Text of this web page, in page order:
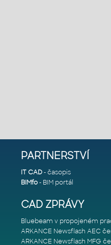
PARTNERSTVÍ
IT CAD- časopis
BIMfo- BIM portál
CAD ZPRÁVY
ARKANCE Newsflash AEC
ARKANCE Newsflash MFG